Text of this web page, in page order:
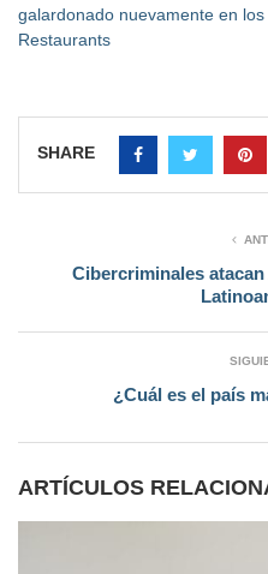
galardonado nuevamente en los
Restaurants
SHARE
Cibercriminales
¿Cuál es el país
ARTÍCULOS